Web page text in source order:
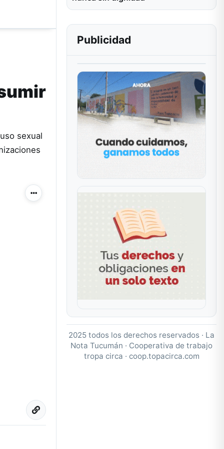
sexual
Más acciones
Publicidad
2025 todos los derechos reservados · La
Nota Tucumán · Cooperativa de trabajo
tropa circa · coop.topacirca.com